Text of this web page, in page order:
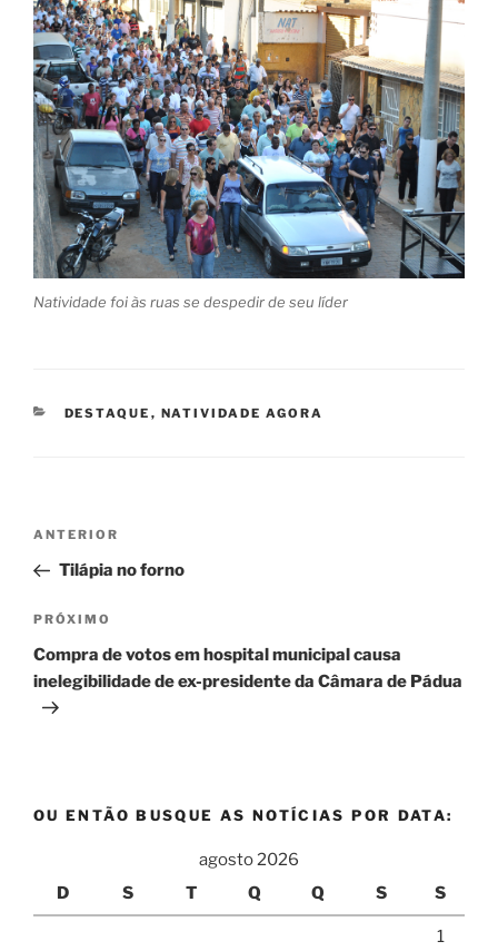
Natividade foi às ruas se despedir de seu líder
CATEGORIAS
DESTAQUE , NATIVIDADE AGORA
Navegação
Post
Post
anterior
ANTERIOR
Tilápia no forno
Próximo
post
PRÓXIMO
Compra de votos em hospital municipal causa
inelegibilidade de ex-presidente da Câmara de Pádua
OU ENTÃO BUSQUE AS NOTÍCIAS POR DATA:
agosto 2026
D
S T Q Q S S
1